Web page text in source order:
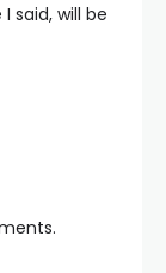
said, will be